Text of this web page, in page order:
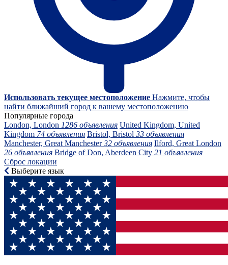
Использовать текущее местоположение Нажмите, чтобы
найти ближайший город к вашему местоположению
Популярные города
London, London 1286 объявления United Kingdom, United
Kingdom 74 объявления Bristol, Bristol 33 объявления
Manchester, Great Manchester32 объявления Ilford, Great London
26 объявления Bridge of Don, Aberdeen City 21 объявления
Сброс локации
Выберите язык